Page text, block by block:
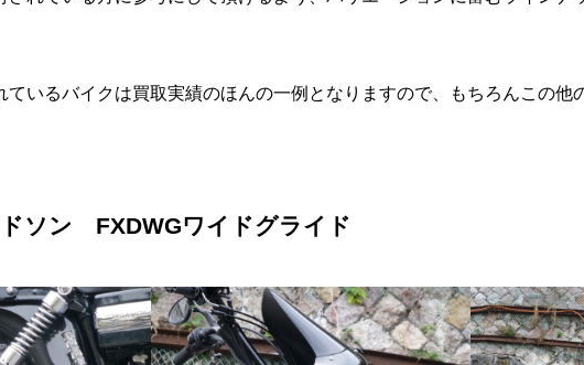
ているバイクは買取実績のほんの一例となりますので、もちろんこの他
ソン FXDWGワイドグライド